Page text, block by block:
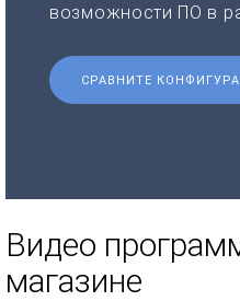
возможности ПО в
СРАВНИТЕ
Видео
магазине